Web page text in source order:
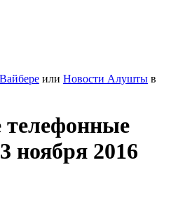
или Новости Алушты в
ноября 2016